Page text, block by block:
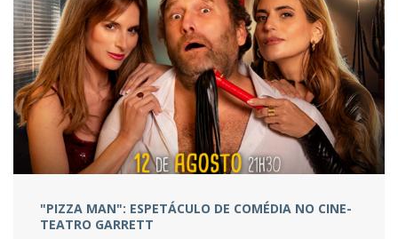
"PIZZA MAN": ESPETÁCULO DE COMÉDIA NO CINE-
TEATRO GARRETT